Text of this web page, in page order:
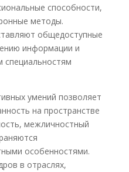
способности,
методы.
общедоступные
информации и
специальностям
умений позволяет
на пространстве
межличностный
особенностями.
в отраслях,